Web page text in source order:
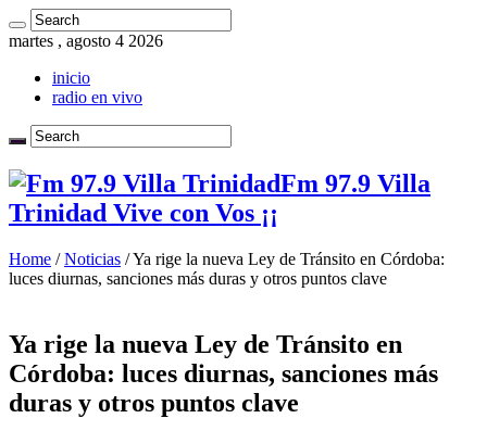
martes , agosto 4 2026
inicio
radio en vivo
Fm 97.9 Villa
Trinidad Vive con Vos ¡¡
Home / Noticias /Ya rige la nueva Ley de Tránsito en Córdoba:
luces diurnas, sanciones más duras y otros puntos clave
Ya rige la nueva Ley de Tránsito en
Córdoba: luces diurnas, sanciones más
duras y otros puntos clave